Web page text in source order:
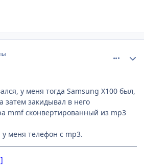
у меня тогда Samsung X100 был,
затем закидывал в него
mmf сконвертированный из mp3
меня телефон с mp3.